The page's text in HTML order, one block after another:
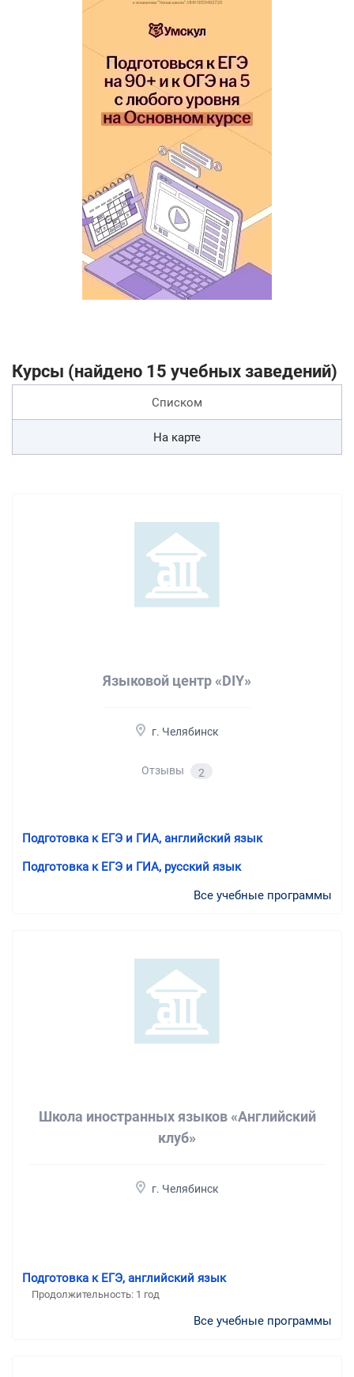
Курсы (найдено 15 учебных заведений)
Списком
На карте
Языковой центр «DIY»
г. Челябинск
Отзывы 2
Подготовка к ЕГЭ и ГИА, английский язык
Подготовка к ЕГЭ и ГИА, русский язык
Все учебные программы
Школа иностранных языков «Английский
клуб»
г. Челябинск
Подготовка к ЕГЭ, английский язык
Продолжительность: 1 год
Все учебные программы